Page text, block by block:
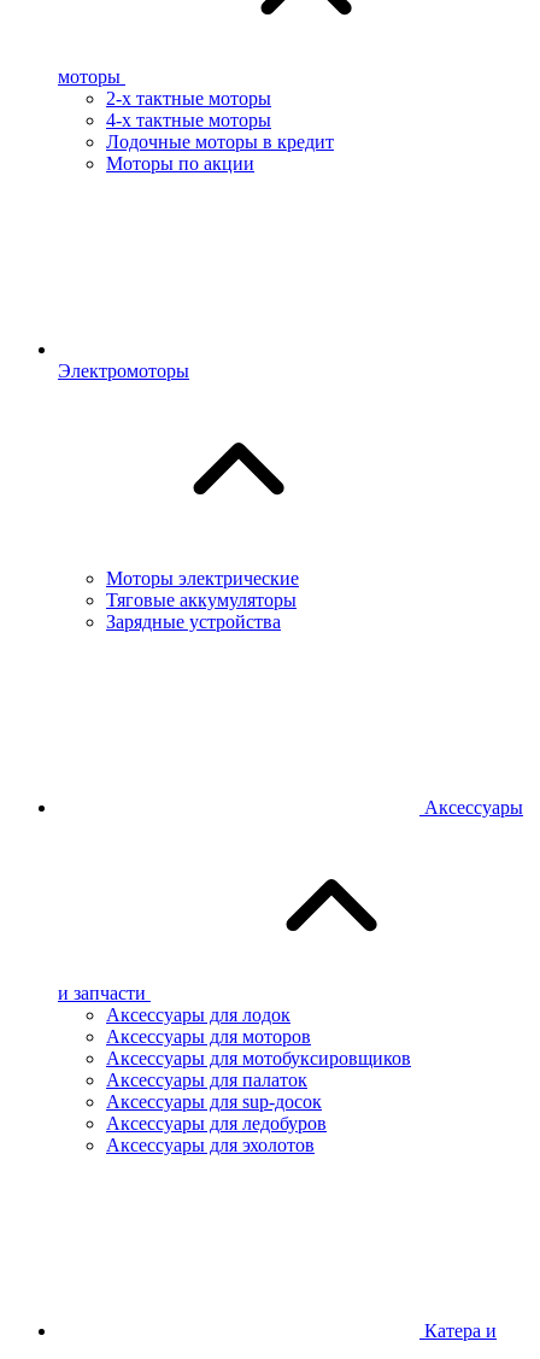
моторы
2-х тактные моторы
4-х тактные моторы
Лодочные моторы в кредит
Моторы по акции
Электромоторы
Моторы электрические
Тяговые аккумуляторы
Зарядные устройства
Аксессуары
и запчасти
Аксессуары для лодок
Аксессуары для моторов
Аксессуары для мотобуксировщиков
Аксессуары для палаток
Аксессуары для sup-досок
Аксессуары для ледобуров
Аксессуары для эхолотов
Катера и